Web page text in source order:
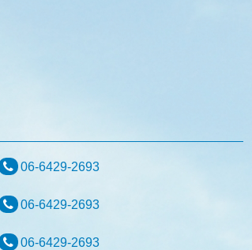
06-6429-2693
06-6429-2693
06-6429-2693